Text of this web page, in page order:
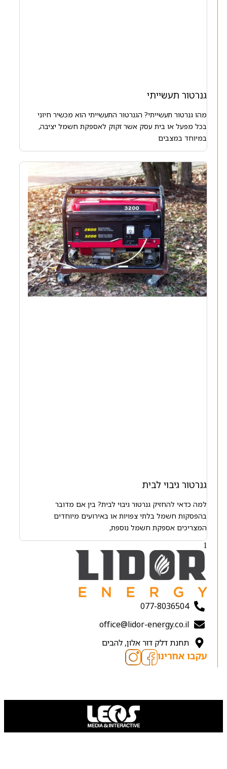
גנרטור תעשייתי
מהו גנרטור תעשייתי? הגנרטור התעשייתי הוא מכשיר חיוני
בכל מפעל או בית עסק אשר זקוק לאספקת חשמל יציבה,
במיוחד במצבים
גנרטור גיבוי לבית
למה כדאי להחזיק גנרטור גיבוי לבית? בין אם מדובר
בהפסקות חשמל בלתי צפויות או באירועים מיוחדים
המצריכים אספקת חשמל נוספת,
077-8036504
office@lidor-energy.co.il
תחנת דלק דור אלון, להבים
עקבו אחרינו